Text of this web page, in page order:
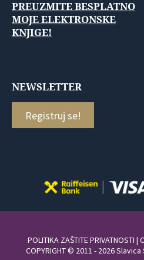
PREUZMITE BESPLATNO
MOJE ELEKTRONSKE
KNJIGE!
NEWSLETTER
Registruj se!
POLITIKA ZAŠTITE PRIVATNOSTI |
COPYRIGHT © 2011 - 2026